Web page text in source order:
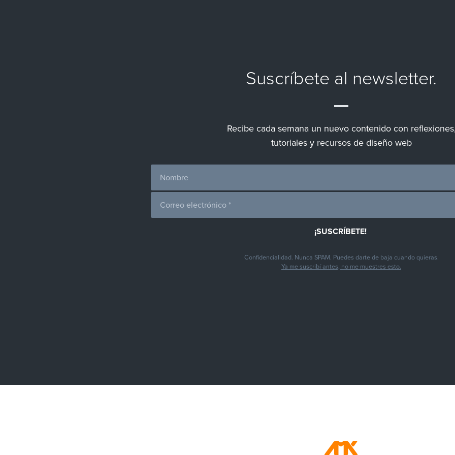
Suscríbete al newsletter.
Recibe cada semana un nuevo contenido con
tutoriales y recursos de diseño web
Confidencialidad. Nunca SPAM. Puedes darte de baja cuando quieras.
Ya me suscribí antes, no me muestres esto.